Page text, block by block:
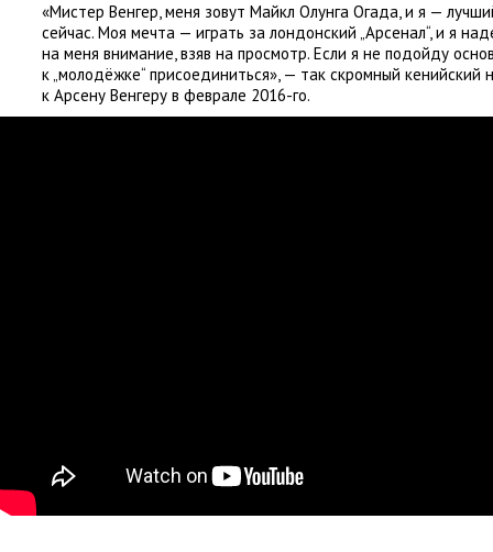
«Мистер Венгер, меня зовут Майкл Олунга Огада, и я —
сейчас. Моя мечта — играть за лондонский „Арсенал“, и я
на меня внимание, взяв на просмотр. Если я не подойду
к „молодёжке“ присоединиться», — так скромный
к Арсену Венгеру в феврале 2016-го.